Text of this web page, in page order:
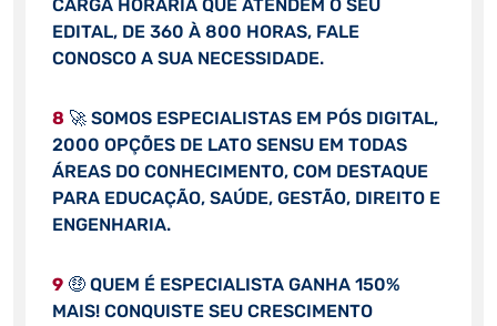
CARGA HORÁRIA QUE ATENDEM O SEU
EDITAL, DE 360 À 800 HORAS, FALE
CONOSCO A SUA NECESSIDADE.
8 🚀 SOMOS ESPECIALISTAS EM PÓS DIGITAL,
2000 OPÇÕES DE LATO SENSU EM TODAS
ÁREAS DO CONHECIMENTO, COM DESTAQUE
PARA EDUCAÇÃO, SAÚDE, GESTÃO, DIREITO E
ENGENHARIA.
9🤑 QUEM É ESPECIALISTA GANHA 150%
MAIS! CONQUISTE SEU CRESCIMENTO